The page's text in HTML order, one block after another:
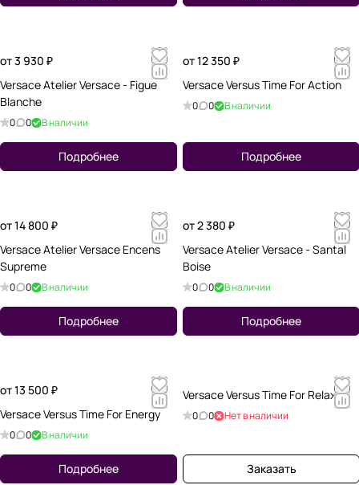
от 3 930 ₽
Versace Atelier Versace - Figue
Blanche
0 0 В наличии
Подробнее
от 12 350 ₽
Versace Versus Time For Action
0 0 В наличии
Подробнее
от 14 800 ₽
Versace Atelier Versace Encens
Supreme
0 0 В наличии
Подробнее
от 2 380 ₽
Versace Atelier Versace - Santal
Boise
0 0 В наличии
Подробнее
от 13 500 ₽
Versace Versus Time For Energy
0 0 В наличии
Подробнее
Versace Versus Time For Relax
0 0 Нет в наличии
Заказать